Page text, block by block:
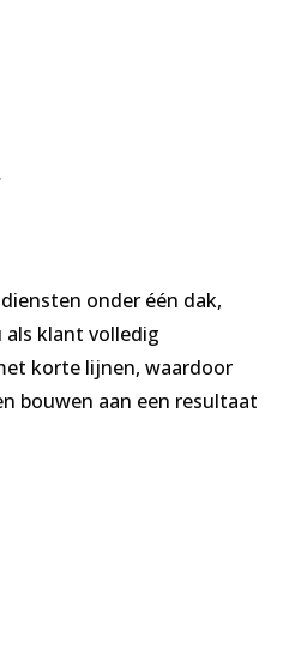
onder één dak,
klant volledig
korte lijnen, waardoor
bouwen aan een resultaat